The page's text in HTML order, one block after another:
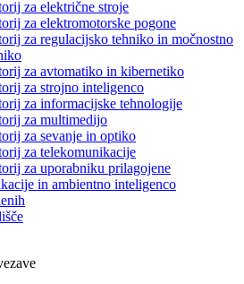
za električne stroje
za elektromotorske pogone
za regulacijsko tehniko in močnostno
za avtomatiko in kibernetiko
za strojno inteligenco
za informacijske tehnologije
za multimedijo
za sevanje in optiko
za telekomunikacije
za uporabniku prilagojene
in ambientno inteligenco